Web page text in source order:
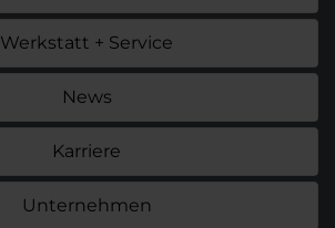
Werkstatt + Service
News
Karriere
Unternehmen